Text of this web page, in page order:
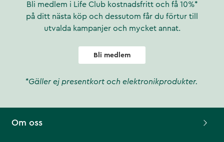
Bli medlem i Life Club kostnadsfritt och få 10%*
på ditt nästa köp och dessutom får du förtur till
utvalda kampanjer och mycket annat.
Bli medlem
*Gäller ej presentkort och elektronikprodukter.
Om oss